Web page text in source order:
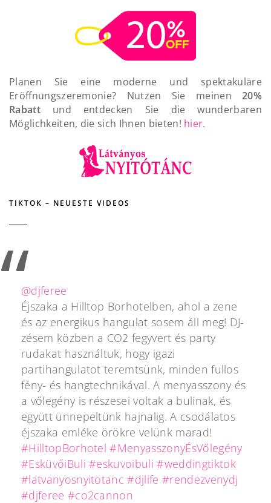
Planen Sie eine moderne und spektakuläre
Eröffnungszeremonie? Nutzen Sie meinen20%
Rabattund entdecken Sie die wunderbaren
Möglichkeiten, die sich Ihnen bieten! hier.
TIKTOK – NEUESTE VIDEOS
@djferee
Éjszaka a Hilltop Borhotelben, ahol a zene
és az energikus hangulat sosem áll meg! DJ-
zésem közben a CO2 fegyvert és party
rudakat használtuk, hogy igazi
partihangulatot teremtsünk, minden fullos
fény- és hangtechnikával. A menyasszony és
a vőlegény is részesei voltak a bulinak, és
együtt ünnepeltünk hajnalig. A csodálatos
éjszaka emléke örökre velünk marad!
#HilltopBorhotel #MenyasszonyÉsVőlegény
#EsküvőiBuli #eskuvoibuli #weddingtiktok
#latvanyosnyitotanc #djlife #rendezvenydj
#djferee #co2cannon